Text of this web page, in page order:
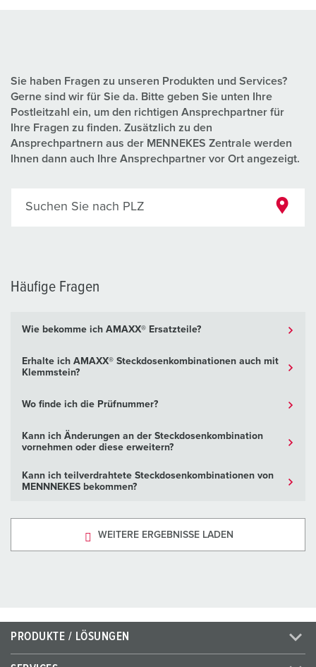
Sie haben Fragen zu unseren Produkten und Services?
Gerne sind wir für Sie da. Bitte geben Sie unten Ihre
Postleitzahl ein, um den richtigen Ansprechpartner für
Ihre Fragen zu finden. Zusätzlich zu den
Ansprechpartnern aus der MENNEKES Zentrale werden
Ihnen dann auch Ihre Ansprechpartner vor Ort angezeigt.
Suchen Sie nach PLZ
Häufige Fragen
Wie bekomme ich AMAXX® Ersatzteile?
Erhalte ich AMAXX® Steckdosenkombinationen auch mit
Klemmstein?
Wo finde ich die Prüfnummer?
Kann ich Änderungen an der Steckdosenkombination
vornehmen oder diese erweitern?
Kann ich teilverdrahtete Steckdosenkombinationen von
MENNNEKES bekommen?
WEITERE ERGEBNISSE LADEN
PRODUKTE / LÖSUNGEN